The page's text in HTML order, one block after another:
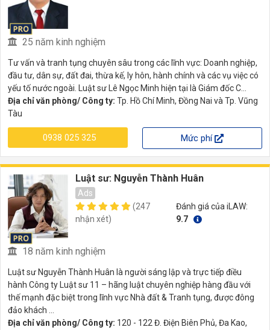
25 năm kinh nghiệm
Tư vấn và tranh tụng chuyên sâu trong các lĩnh vực: Doanh nghiệp,
đầu tư, dân sự, đất đai, thừa kế, ly hôn, hành chính và các vụ việc có
yếu tố nước ngoài. Luật sư Lê Ngọc Minh hiện tại là Giám đốc C...
Địa chỉ văn phòng/ Công ty: Tp. Hồ Chí Minh, Đồng Nai và Tp. Vũng
Tàu
0938 025 325 Mức phí
Luật sư: Nguyễn Thành Huân
Ads
(247
nhận xét)
Đánh giá của iLAW:
9.7
18 năm kinh nghiệm
Luật sư Nguyễn Thành Huân là người sáng lập và trực tiếp điều
hành Công ty Luật sư 11 – hãng luật chuyên nghiệp hàng đầu với
thế mạnh đặc biệt trong lĩnh vực Nhà đất & Tranh tụng, được đông
đảo khách ...
Địa chỉ văn phòng/ Công ty: 120 - 122 Đ. Điện Biên Phủ, Đa Kao,